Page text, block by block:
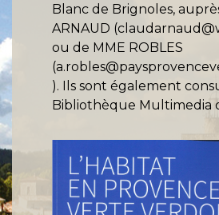
Blanc de Brignoles,
ARNAUD
ou de MME ROBLES
). Ils sont également
Bibliothèque Multimedia